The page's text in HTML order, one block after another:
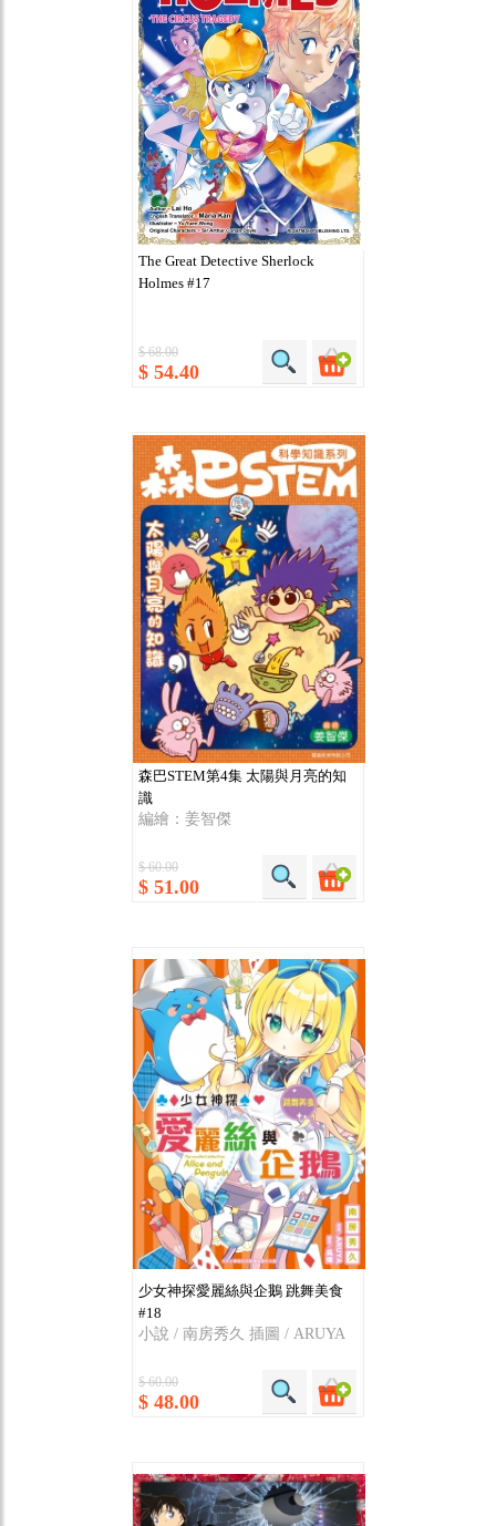
The Great Detective Sherlock
Holmes #17
$ 68.00
$ 54.40
森巴STEM第4集 太陽與月亮的知
識
編繪：姜智傑
$ 60.00
$ 51.00
少女神探愛麗絲與企鵝 跳舞美食
#18
小說 / 南房秀久 插圖 / ARUYA
$ 60.00
$ 48.00